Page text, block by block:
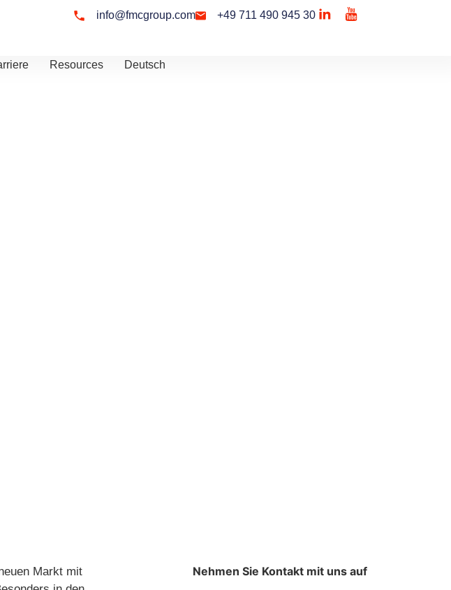
info@fmcgroup.com +49 711 490 945 30
Resources Deutsch
Markt mit
Nehmen Sie Kontakt mit uns auf